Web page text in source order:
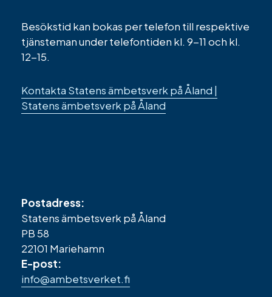
Besökstid kan bokas per telefon till respektive
tjänsteman under telefontiden kl. 9-11 och kl.
12-15.
Kontakta Statens ämbetsverk på Åland |
Statens ämbetsverk på Åland
Postadress:
Statens ämbetsverk på Åland
PB 58
22101 Mariehamn
E-post:
info@ambetsverket.fi